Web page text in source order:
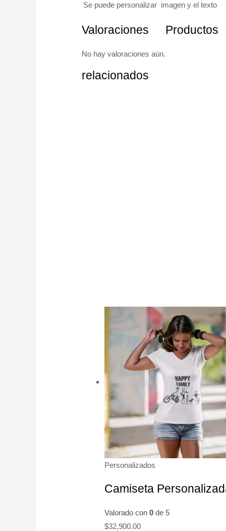
Se puede personalizar imagen y el texto
Valoraciones
No hay valoraciones aún.
Productos
relacionados
Personalizados
Camiseta
Valorado con 0 de 5
$32,900.00